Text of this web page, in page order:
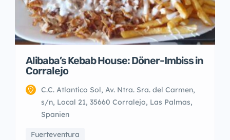
Alibaba’s Kebab House: Döner-Imbiss in
Corralejo
C.C. Atlantico Sol, Av. Ntra. Sra. del Carmen,
s/n, Local 21, 35660 Corralejo, Las Palmas,
Spanien
Fuerteventura